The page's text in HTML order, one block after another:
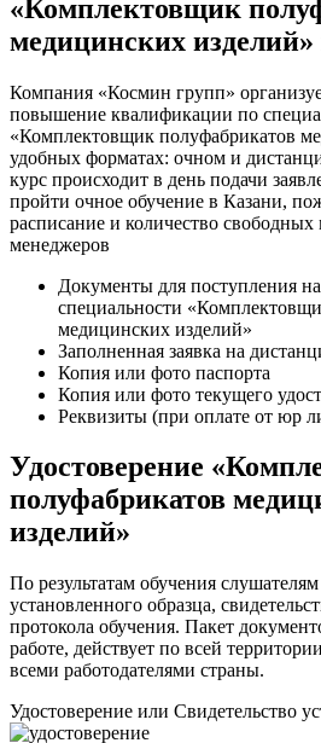
«Комплектовщик
медицинских
Компания «Космин групп»
повышение квалификации по
«Комплектовщик полуфабрикатов
удобных форматах: очном и
курс происходит в день подачи
пройти очное обучение в Казани,
расписание и количество
менеджеров
Документы для поступления
специальности
медицинских изделий»
Заполненная заявка на
Копия или фото паспорта
Копия или фото текущего
Реквизиты (при оплате от юр
Удостоверение
полуфабрикатов
изделий»
По результатам обучения
установленного образца,
протокола обучения. Пакет
работе, действует по всей
всеми работодателями страны.
Удостоверение или Свидетельство